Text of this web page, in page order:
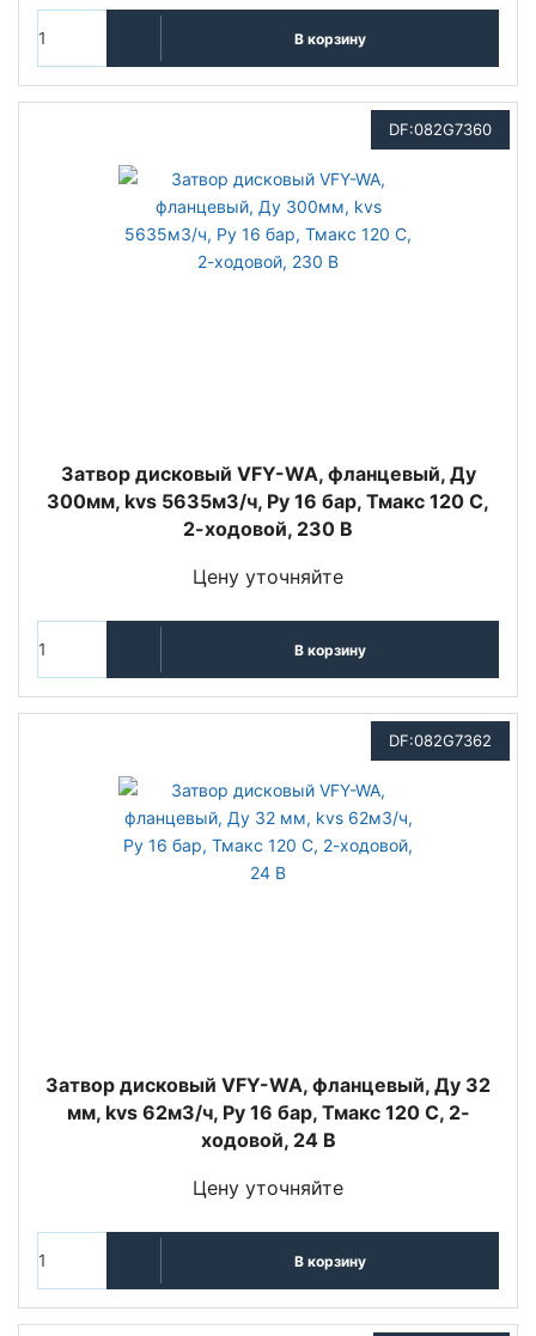
В корзину
DF:082G7360
Затвор дисковый VFY-WA, фланцевый, Ду
300мм, kvs 5635м3/ч, Py 16 бар, Тмакс 120 С,
2-ходовой, 230 В
Цену уточняйте
В корзину
DF:082G7362
Затвор дисковый VFY-WA, фланцевый, Ду 32
мм, kvs 62м3/ч, Py 16 бар, Тмакс 120 С, 2-
ходовой, 24 В
Цену уточняйте
В корзину